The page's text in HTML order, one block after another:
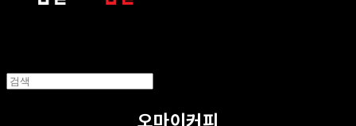
오마이커피